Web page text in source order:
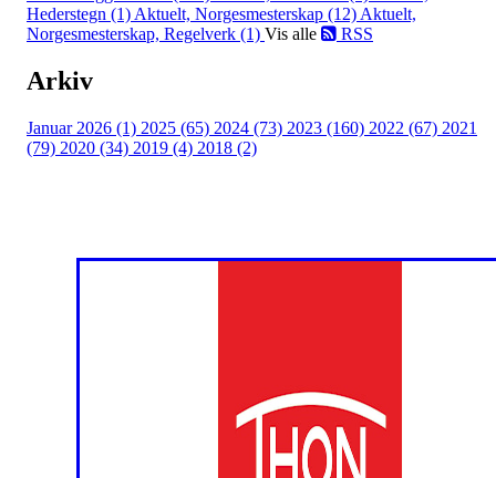
Hederstegn (1) Aktuelt, Norgesmesterskap (12) Aktuelt,
Norgesmesterskap, Regelverk (1) Vis alle RSS
Arkiv
Januar 2026 (1) 2025 (65) 2024 (73) 2023 (160) 2022 (67) 2021
(79) 2020 (34) 2019 (4) 2018 (2)